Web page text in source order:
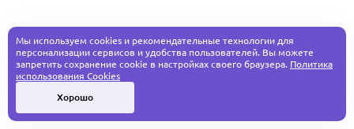
Мы используем cookies и рекомендательные технологии для
персонализации сервисов и удобства пользователей. Вы можете
запретить сохранение cookie в настройках своего браузера. Политика
использования Cookies
Хорошо